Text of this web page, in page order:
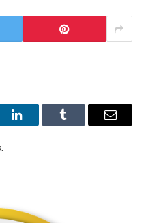
LinkedInTumblr
E-